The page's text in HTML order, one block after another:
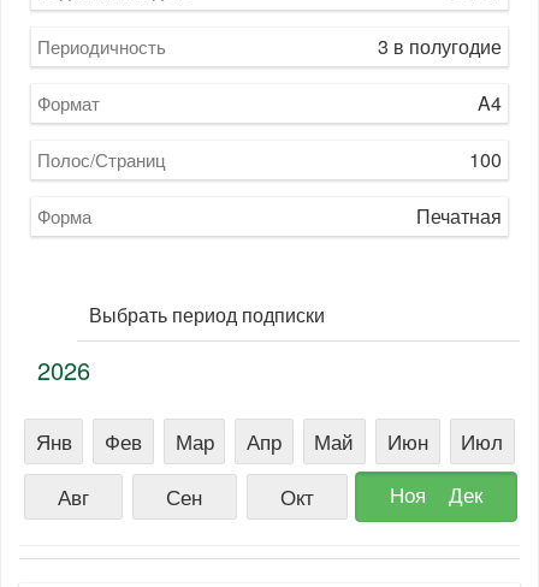
Периодичность 3 в полугодие
Формат A4
Полос/Страниц 100
Форма Печатная
Выбрать период подписки
2026
Янв Фев Мар Апр Май Июн
Июл
Авг
Сен Окт Ноя Дек